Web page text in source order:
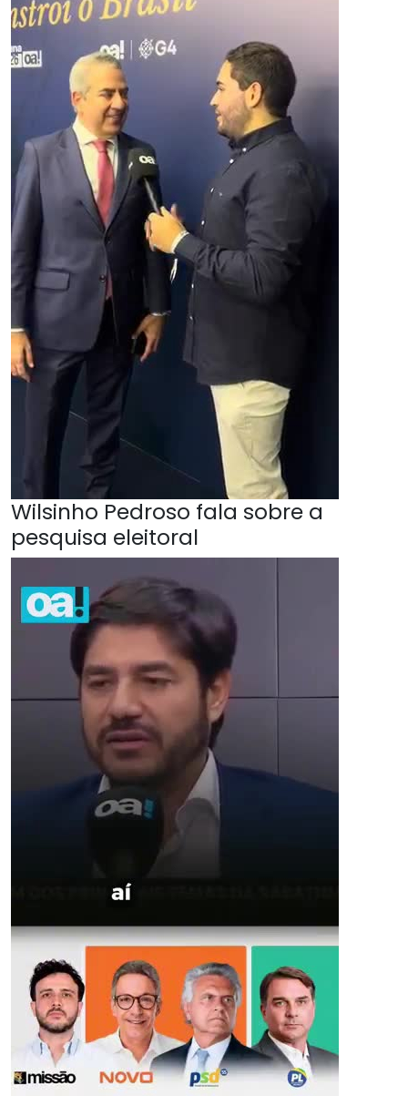
Wilsinho Pedroso fala sobre a
pesquisa eleitoral